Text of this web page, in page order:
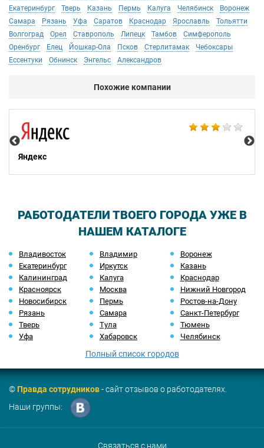
Екатеринбург
Тверь Казань Пермь Калуга Челябинск
Воронеж
Самара
Рязань Уфа Саратов Краснодар Ярославль
Тольятти
Волгоград
Орел Ставрополь Липецк Тамбов
Симферополь
Оренбург
Елец Йошкар-Ола Псков Стерлитамак
Чебоксары
Ессентуки
Обнинск Энгельс Александров
Похожие компании
Яндекс
РАБОТОДАТЕЛИ ТВОЕГО ГОРОДА УЖЕ В
НАШЕМ КАТАЛОГЕ
Владивосток Владимир
Воронеж
Екатеринбург
Иркутск
Казань
Калининград
Калуга
Краснодар
Красноярск
Москва
Нижний Новгород
Новосибирск
Пермь
Ростов-на-Дону
Рязань
Самара
Санкт-Петербург
Тверь
Тула
Тюмень
Уфа
Хабаровск Челябинск
Полный список городов
©Правда сотрудников- сайт отзывов о работодателях.
Наши группы:
Связаться с нами